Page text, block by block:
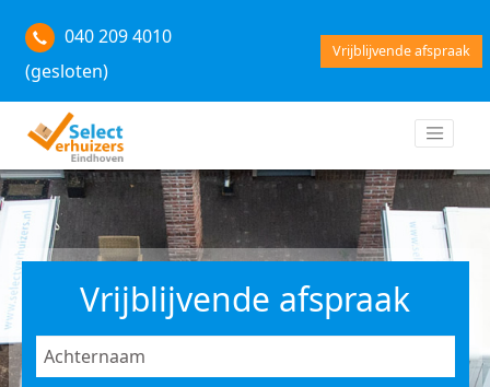
040 209 4010
(gesloten)
Vrijblijvende afspraak
Vrijblijvende afspraak